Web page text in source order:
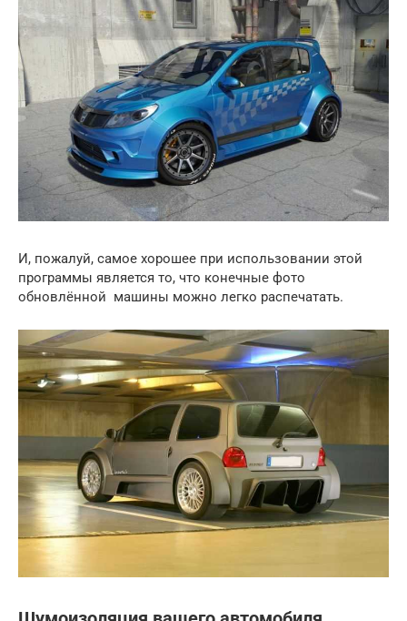
И, пожалуй, самое хорошее при использовании этой
программы является то, что конечные фото
обновлённой машины можно легко распечатать.